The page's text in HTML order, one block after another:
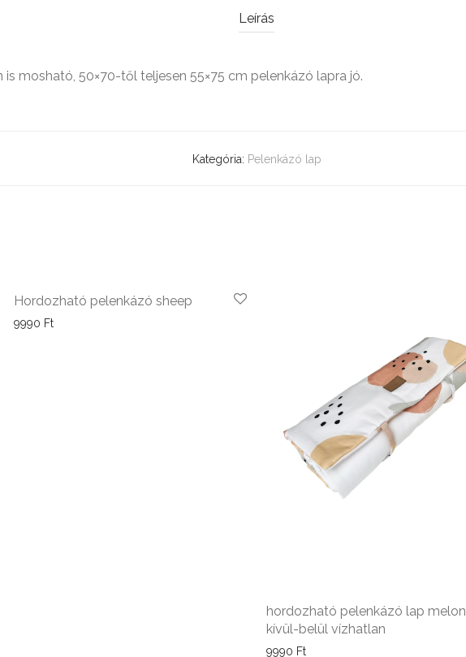
Leírás
mosható, 50×70-től teljesen 55×75 cm pelenkázó lapra jó.
Kategória: Pelenkázó lap
Hordozható pelenkázó sheep
9990 Ft
hordozható pelenkázó lap melon
kívül-belül vízhatlan
9990 Ft